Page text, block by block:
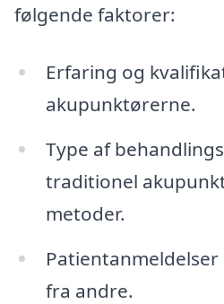
følgende faktorer:
Erfaring og
akupunktørerne.
Type af
traditionel
metoder.
fra andre.